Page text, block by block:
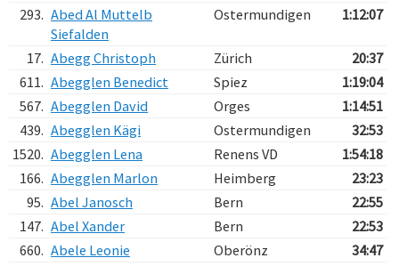
293. Abed Al Muttelb
Siefalden
Ostermundigen 1:12:07
17. Abegg Christoph Zürich
20:37
611. Abegglen Benedict Spiez
1:19:04
567. Abegglen David Orges
1:14:51
439. Abegglen Kägi Ostermundigen
32:53
1520. Abegglen Lena Renens VD
1:54:18
166. Abegglen Marlon Heimberg
23:23
95. Abel Janosch Bern
22:55
147. Abel Xander Bern
22:53
660. Abele Leonie Oberönz
34:47